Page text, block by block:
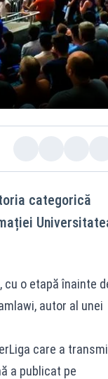
categorică
o etapă înainte
autor al unei
care a
a publicat pe